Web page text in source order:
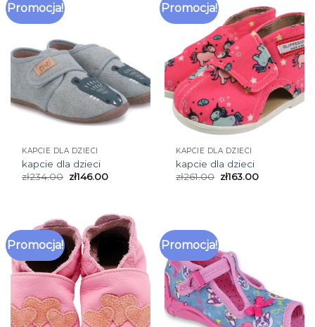
Promocja!
KAPCIE DLA DZIECI
kapcie dla dzieci
zł234.00 zł146.00
Promocja!
KAPCIE DLA DZIECI
kapcie dla dzieci
zł261.00 zł163.00
Promocja! Promocja!